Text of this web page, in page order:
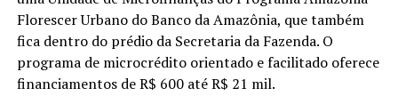
Florescer Urbano do Banco da Amazônia, que também
fica dentro do prédio da Secretaria da Fazenda. O
programa de microcrédito orientado e facilitado oferece
financiamentos de R$ 600 até R$ 21 mil.